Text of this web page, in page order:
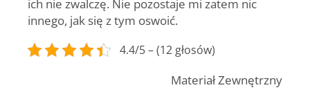
innego, jak się z tym oswoić.
4.4/5 – (12 głosów)
Materiał Zewnętrzny